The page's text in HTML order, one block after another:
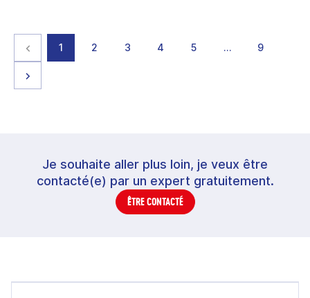
Page précédente
page
1 page
2 page
3 page
4 page
5 … page
9
Je souhaite aller plus loin, je veux être
contacté(e) par un expert gratuitement.
ÊTRE CONTACTÉ